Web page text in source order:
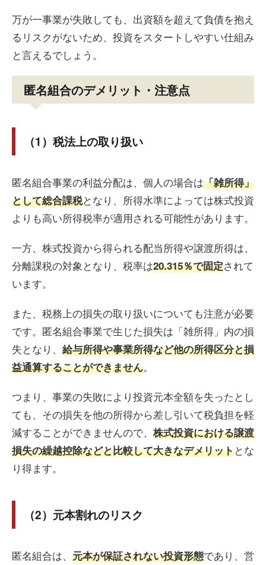
万が一事業が失敗しても、出資額を超えて負債を抱え
るリスクがないため、投資をスタートしやすい仕組み
と言えるでしょう。
匿名組合のデメリット・注意点
（1）税法上の取り扱い
匿名組合事業の利益分配は、個人の場合は「雑所得」
として総合課税となり、所得水準によっては株式投資
よりも高い所得税率が適用される可能性があります。
一方、株式投資から得られる配当所得や譲渡所得は、
分離課税の対象となり、税率は20.315％で固定されて
います。
また、税務上の損失の取り扱いについても注意が必要
です。匿名組合事業で生じた損失は「雑所得」内の損
失となり、 給与所得や事業所得など他の所得区分と損
益通算することができません。
つまり、事業の失敗により投資元本全額を失ったとし
ても、その損失を他の所得から差し引いて税負担を軽
減することができませんので、 株式投資における譲渡
損失の繰越控除などと比較して大きなデメリットとな
り得ます。
（2）元本割れのリスク
匿名組合は、 元本が保証されない投資形態であり、営